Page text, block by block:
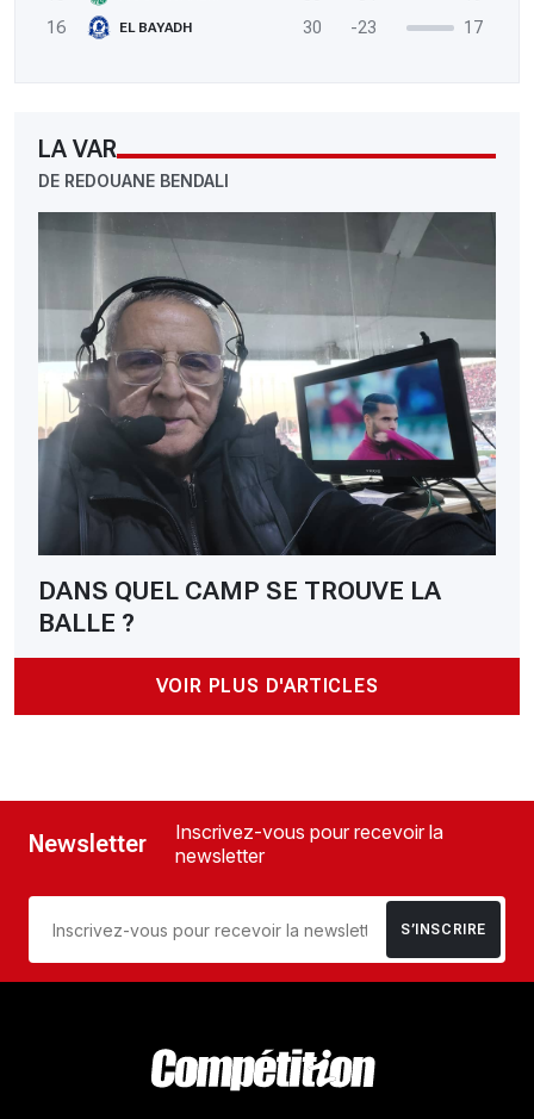
16
EL BAYADH 30 -23 17
LA VAR
DE REDOUANE BENDALI
DANS QUEL CAMP SE TROUVE LA
BALLE ?
VOIR PLUS D'ARTICLES
Newsletter
Inscrivez-vous pour recevoir la
newsletter
S’INSCRIRE